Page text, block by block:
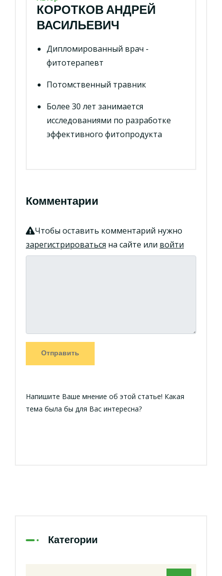
КОРОТКОВ АНДРЕЙ
ВАСИЛЬЕВИЧ
Дипломированный врач -
фитотерапевт
Потомственный травник
Более 30 лет занимается
исследованиями по разработке
эффективного фитопродукта
Комментарии
Чтобы оставить комментарий нужно
зарегистрироваться на сайте или войти
Отправить
Напишите Ваше мнение об этой статье! Какая
тема была бы для Вас интересна?
Категории